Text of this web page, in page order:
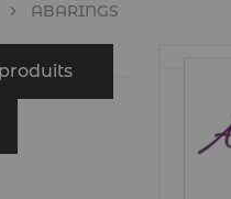
ABARINGS